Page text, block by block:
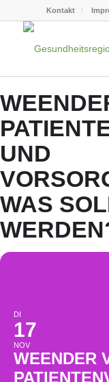
Kontakt
UND
WAS
DI
17
NOV
WEENDER